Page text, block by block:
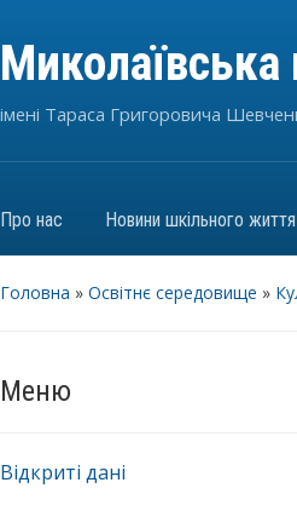
Миколаївська
імені Тараса Григоровича
Про нас Новини шкільного життя
Головна » Освітнє середовище »
Меню
Відкриті дані